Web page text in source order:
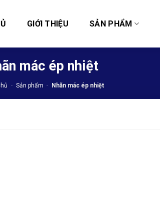
GIỚI THIỆU SẢN PHẨM
mác ép nhiệt
- Sản phẩm - Nhãn mác ép nhiệt